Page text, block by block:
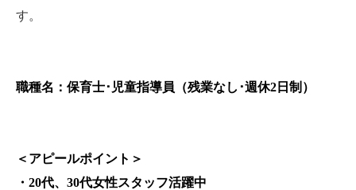
す。
職種名：保育士･児童指導員（残業なし･週休2日制）
＜アピールポイント＞
・20代、30代女性スタッフ活躍中